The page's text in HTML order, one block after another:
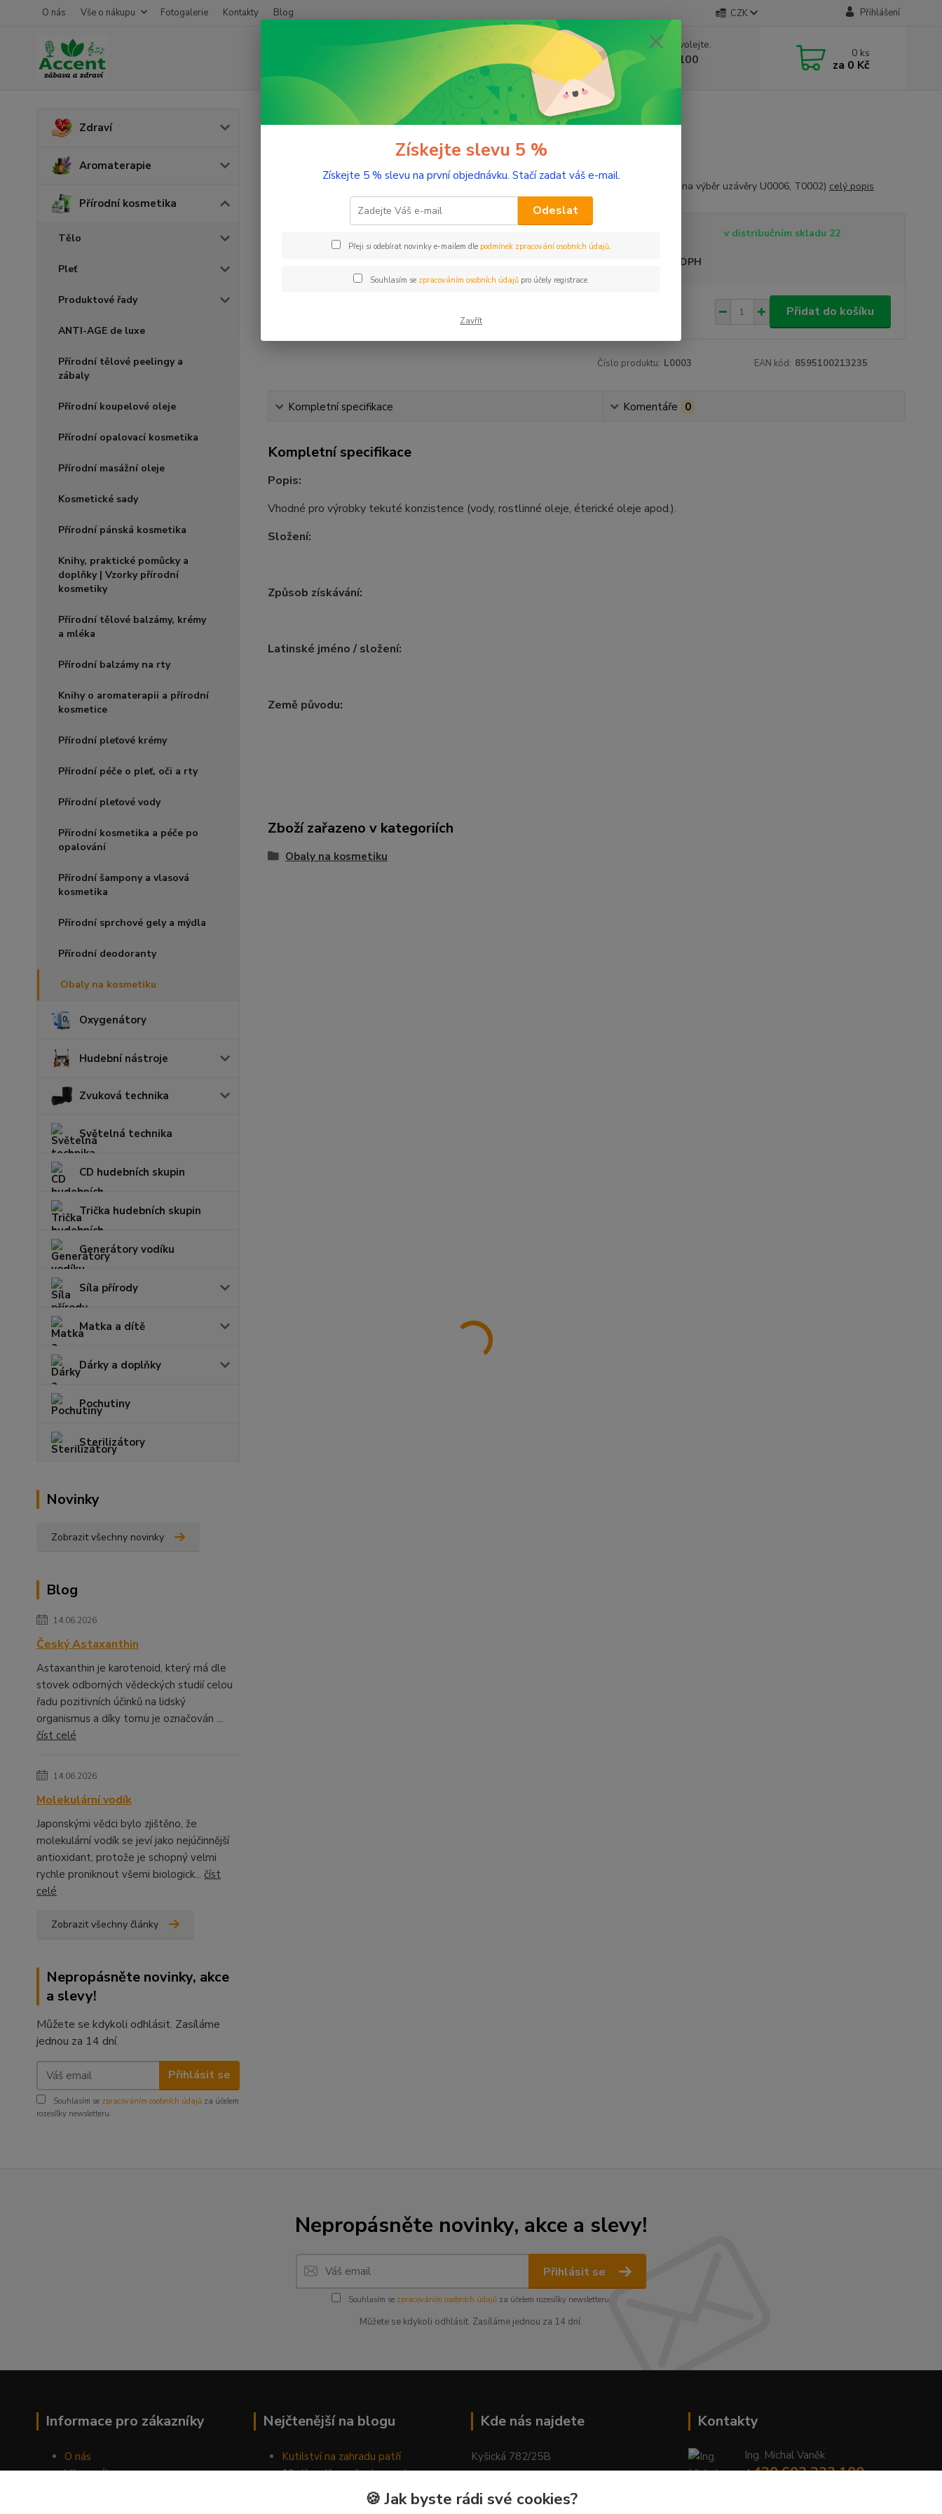
O nás Vše o nákupu Fotogalerie Kontakty Blog CZK Přihlášení
Nevíte si rady? Zavolejte.
+420 603 332 100
(Po-Pá, 10-17 hod.)
0 ks
za 0 Kč
Zdraví
Aromaterapie
Přírodní kosmetika
Tělo
Pleť
Produktové řady
ANTI-AGE de luxe
Přírodní tělové peelingy a
zábaly
Přírodní koupelové oleje
Přírodní opalovací kosmetika
Přírodní masážní oleje
Kosmetické sady
Přírodní pánská kosmetika
Knihy, praktické pomůcky a
doplňky | Vzorky přírodní
kosmetiky
Přírodní tělové balzámy, krémy
a mléka
Přírodní balzámy na rty
Knihy o aromaterapii a přírodní
kosmetice
Přírodní pleťové krémy
Přírodní péče o pleť, oči a rty
Přírodní pleťové vody
Přírodní kosmetika a péče po
opalování
Přírodní šampony a vlasová
kosmetika
Přírodní sprchové gely a mýdla
Přírodní deodoranty
Obaly na kosmetiku
Oxygenátory
Hudební nástroje
Zvuková technika
Světelná technika
CD hudebních skupin
Trička hudebních skupin
Generátory vodíku
Síla přírody
Matka a dítě
Dárky a doplňky
Pochutiny
Sterilizátory
Novinky
Zobrazit všechny novinky
Blog
14.06.2026
Český Astaxanthin
Astaxanthin je karotenoid, který má dle
stovek odborných vědeckých studií celou
řadu pozitivních účinků na lidský
organismus a díky tomu je označován ...
číst celé
14.06.2026
Molekulární vodík
Japonskými vědci bylo zjištěno, že
molekulární vodík se jeví jako nejúčinnější
antioxidant, protože je schopný velmi
rychle proniknout všemi biologick... číst
celé
Zobrazit všechny články
Nepropásněte novinky, akce
a slevy!
Můžete se kdykoli odhlásit. Zasíláme
jednou za 14 dní.
Přihlásit se
Souhlasím se zpracováním osobních údajů za účelem
rozesílky newsletteru.
Přírodní kosmetika Obaly na kosmetiku Lahev hnědé sklo 20 ml
Lahev hnědé sklo 20 ml
Sklo, bez uzávěru (na výběr uzávěry U0006, T0002) celý popis
v distribučním skladu 22
Nejsme plátci DPH
Přidat do košíku
Číslo produktu: L0003 EAN kód: 8595100213235
Kompletní specifikace Komentáře 0
Kompletní specifikace
Popis:
Vhodné pro výrobky tekuté konzistence (vody, rostlinné oleje, éterické oleje apod.).
Složení:
Způsob získávání:
Latinské jméno / složení:
Země původu:
Zboží zařazeno v kategoriích
Obaly na kosmetiku
Nepropásněte novinky, akce a slevy!
Přihlásit se
Souhlasím se zpracováním osobních údajůza účelem rozesílky newsletteru.
Můžete se kdykoli odhlásit. Zasíláme jednou za 14 dní.
Informace pro zákazníky
O nás
Vše o nákupu
Nejčtenější na blogu
Kutilství na zahradu patří
10 důvodů, proč relaxovat
chozením do přírody
Jak správně pěstovat tulipány
Kde nás najdete
Kyšická 782/25B
Kontakty
Ing. Michal Vaněk
+420 603 332 100
Získejte slevu 5 %
Získejte 5 % slevu na první objednávku. Stačí zadat váš e-mail.
Odeslat
Přeji si odebírat novinky e-mailem dle podmínek zpracování osobních údajů.
Souhlasím se zpracováním osobních údajůpro účely registrace.
Zavřít
🍪 Jak byste rádi své cookies?